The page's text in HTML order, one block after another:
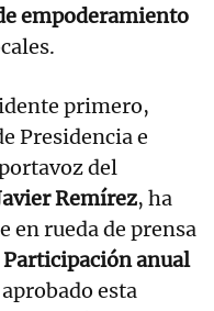
empoderamiento
primero,
Presidencia e
del
Remírez, ha
en rueda de prensa
Participación anual
aprobado esta